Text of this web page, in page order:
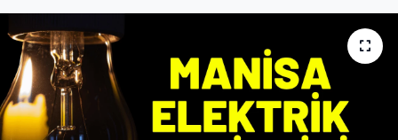
Resmi Reklam
Röportajlar